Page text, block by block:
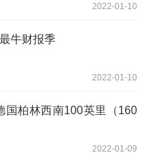
2022-01-10
牛财报季
2022-01-10
国柏林西南100英里（160
2022-01-09